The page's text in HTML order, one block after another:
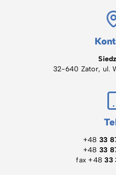
32-640 Zator, ul.
+48 33
+48 33
fax +4833